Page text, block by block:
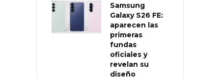
Samsung
Galaxy S26 FE:
aparecen las
primeras
fundas
oficiales y
revelan su
diseño